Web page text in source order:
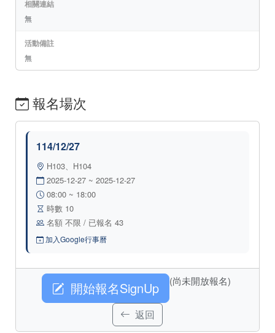
相關連結
無
活動備註
無
報名場次
114/12/27
H103、H104
2025-12-27 ~ 2025-12-27
08:00 ~ 18:00
時數 10
名額 不限 / 已報名 43
加入Google行事曆
開始報名SignUp (尚未開放報名)
返回